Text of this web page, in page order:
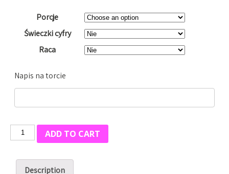
Porcje
Świeczki cyfry
Raca
Napis na torcie
Tort
czekoladowy
pomarańczą
ADD TO CART
Description